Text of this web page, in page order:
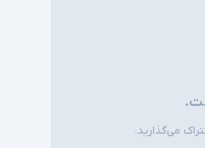
می‌گذارید.